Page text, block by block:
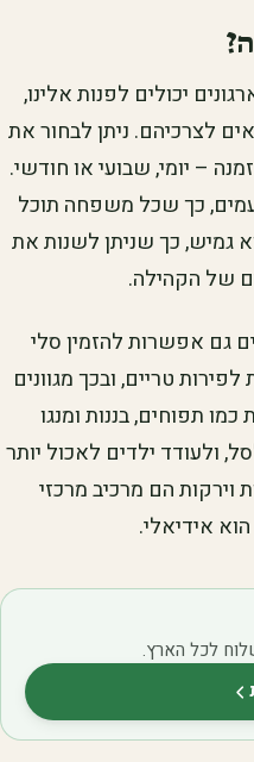
יכולים לפנות אלינו,
לצרכיהם. ניתן לבחור את
– יומי, שבועי או חודשי.
כך שכל משפחה תוכל
גמיש, כך שניתן לשנות את
של הקהילה.
גם אפשרות להזמין סלי
טריים, ובכך מגוונים
תפוחים, בננות ומנגו
ולעודד ילדים לאכול יותר
וירקות הם מרכיב מרכזי
הוא אידיאלי.
לכל הארץ.
בלשונית חדשה)